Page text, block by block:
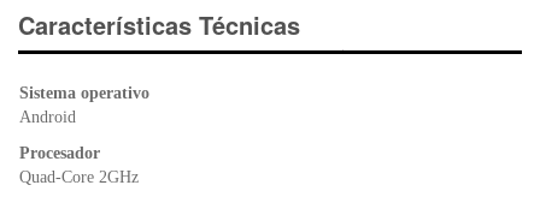
e
b
o
o
er s
A
ri
e
Características Técnicas
Sistema operativo
Android
Procesador
Quad-Core 2GHz